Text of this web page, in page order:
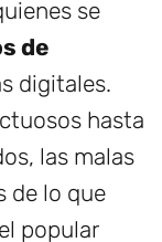
se
de
digitales.
hasta
las malas
de lo que
popular